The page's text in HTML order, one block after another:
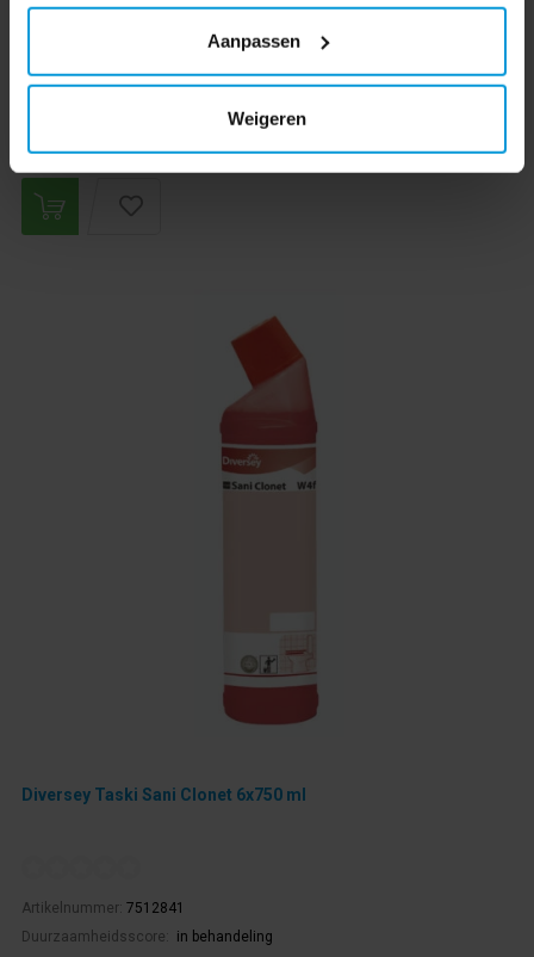
Aanpassen
Weigeren
Direct leverbaar
Ophalen in Wijchen is mogelijk.
Exclusief btw.
Diversey Taski Sani Clonet 6x750 ml
Artikelnummer: 7512841
Duurzaamheidsscore:
in behandeling